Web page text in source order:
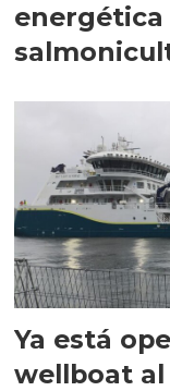
energética
Ya está
wellboat